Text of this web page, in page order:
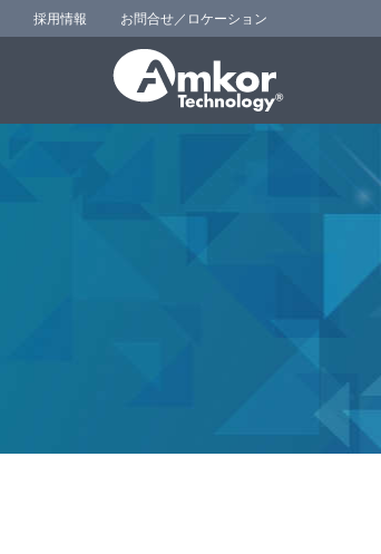
採用情報 お問合せ／ロケーション